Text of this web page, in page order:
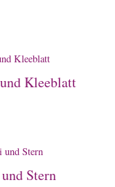
Kleeblatt
Stern